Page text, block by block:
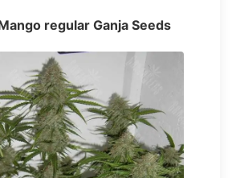
regular Ganja Seeds